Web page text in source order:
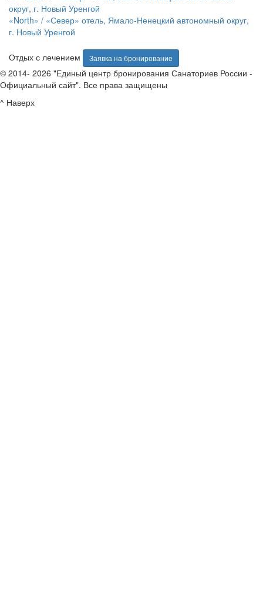
«North» / «Север» отель, Ямало-Ненецкий автономный округ,
г. Новый Уренгой
Отдых с лечением Заявка на бронирование
© 2014- 2026 "Единый центр бронирования Санаториев России -
Официальный сайт". Все права защищены
^ Наверх